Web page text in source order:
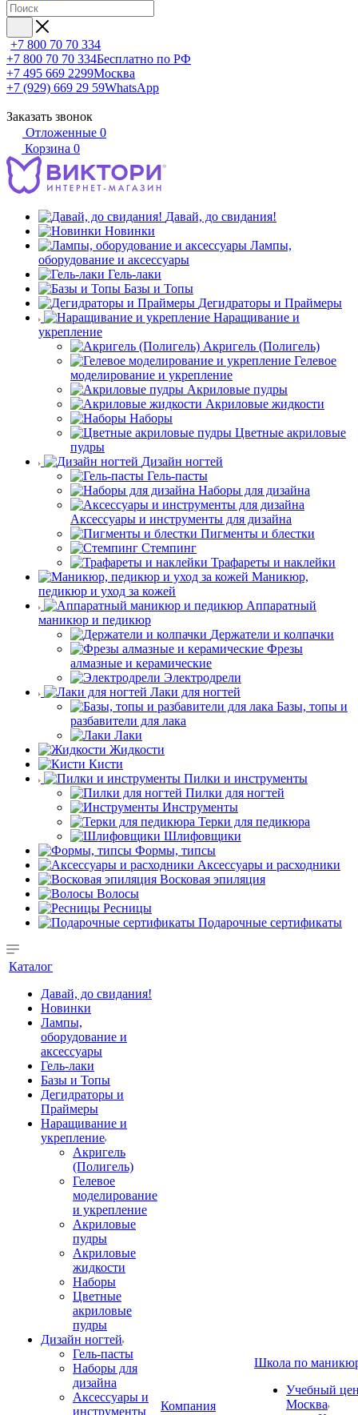
+7 800 70 70 334
+7 800 70 70 334Бесплатно по РФ
+7 495 669 2299Москва
+7 (929) 669 29 59WhatsApp
Заказать звонок
Отложенные 0
Корзина 0
Давай, до свидания!
Новинки
Лампы,
оборудование и аксессуары
Гель-лаки
Базы и Топы
Дегидраторы и Праймеры
Наращивание и
укрепление
Акригель (Полигель)
Гелевое
моделирование и укрепление
Акриловые пудры
Акриловые жидкости
Наборы
Цветные акриловые
пудры
Дизайн ногтей
Гель-пасты
Наборы для дизайна
Аксессуары и инструменты для дизайна
Пигменты и блестки
Стемпинг
Трафареты и наклейки
Маникюр,
педикюр и уход за кожей
Аппаратный
маникюр и педикюр
Держатели и колпачки
Фрезы
алмазные и керамические
Электродрели
Лаки для ногтей
Базы, топы и
разбавители для лака
Лаки
Жидкости
Кисти
Пилки и инструменты
Пилки для ногтей
Инструменты
Терки для педикюра
Шлифовщики
Формы, типсы
Аксессуары и расходники
Восковая эпиляция
Волосы
Ресницы
Подарочные сертификаты
Каталог
Давай, до свидания!
Новинки
Лампы,
оборудование и
аксессуары
Гель-лаки
Базы и Топы
Дегидраторы и
Праймеры
Наращивание и
укрепление
Акригель
(Полигель)
Гелевое
моделирование
и укрепление
Акриловые
пудры
Акриловые
жидкости
Наборы
Цветные
акриловые
пудры
Дизайн ногтей
Гель-пасты
Наборы для
дизайна
Аксессуары и
инструменты
Компания
Школа по
Учебный
Москва